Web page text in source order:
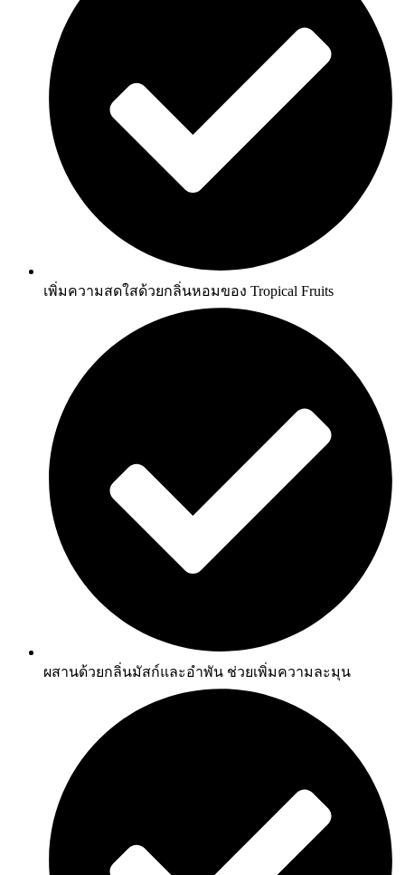
เพิ่มความสดใสด้วยกลิ่นหอมของ Tropical Fruits
ผสานด้วยกลิ่นมัสก์และอำพัน ช่วยเพิ่มความละมุน